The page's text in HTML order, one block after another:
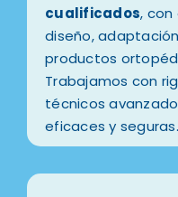
cualificados, con
diseño,
productos
Trabajamos con
técnicos
eficaces y seguras.